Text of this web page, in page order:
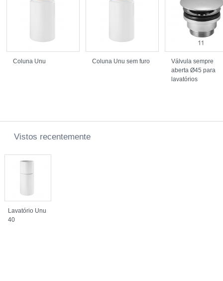
Coluna Unu Coluna Unu sem furo
Válvula sempre
aberta Ø45 para
lavatórios
Vistos recentemente
Lavatório Unu
40